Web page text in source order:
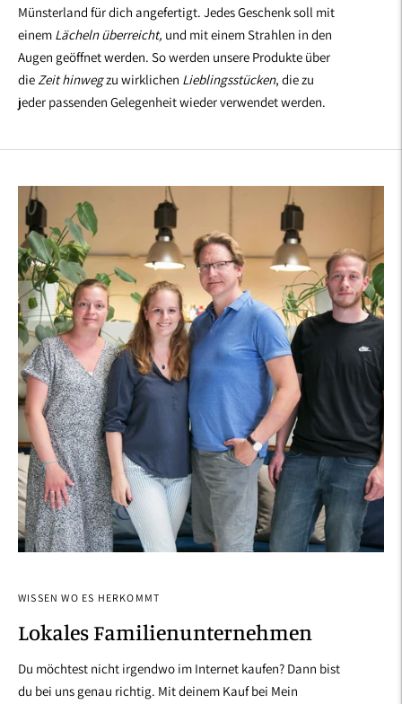
Münsterland für dich angefertigt. Jedes Geschenk soll mit
einem Lächeln überreicht, und mit einem Strahlen in den
Augen geöffnet werden. So werden unsere Produkte über
dieZeit hinwegzu wirklichen Lieblingsstücken, die zu
jeder passenden Gelegenheit wieder verwendet werden.
WISSEN WO ES HERKOMMT
Lokales Familienunternehmen
Du möchtest nicht irgendwo im Internet kaufen? Dann bist
du bei uns genau richtig. Mit deinem Kauf bei Mein